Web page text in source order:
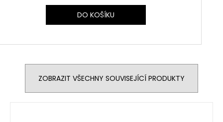
DO KOŠÍKU
ZOBRAZIT VŠECHNY SOUVISEJÍCÍ PRODUKTY